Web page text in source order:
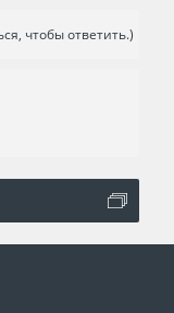
чтобы ответить.)